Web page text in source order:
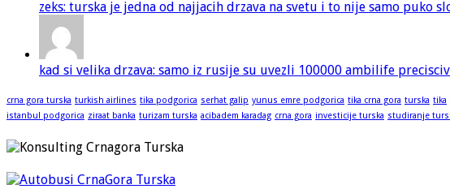
zeks: turska je jedna od najjacih drzava na svetu i to nije samo puko
kad si velika drzava: samo iz rusije su uvezli 100000 ambilife
crna gora turska turkish airlines tika podgorica serhat galip yunus emre podgorica tika crna gora turska tika
istanbul podgorica ziraat banka turizam turska acibadem karadag crna gora investicije turska studiranje